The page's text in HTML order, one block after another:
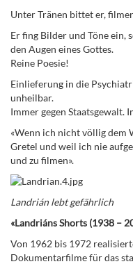
Unter Tränen bittet er,
Er fing Bilder und Töne ein,
den Augen eines Gottes.
Reine Poesie!
Einlieferung in die
unheilbar.
Immer gegen Staatsgewalt.
«Wenn ich nicht völlig dem
Gretel und weil ich nie
und zu filmen».
Landrián lebt gefährlich
«Landriáns Shorts (1938 –
Von 1962 bis 1972
Dokumentarfilme für das